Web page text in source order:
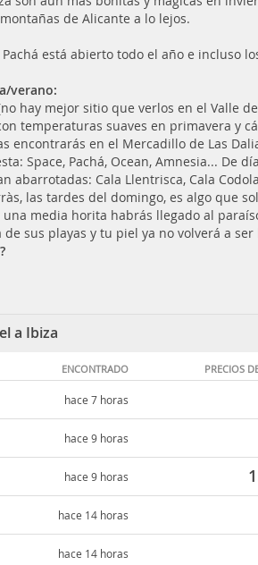
de Alicante a lo lejos.
está abierto todo el año e incluso
verano:
hay mejor sitio que verlos en el Valle
temperaturas suaves en primavera y
encontrarás en el Mercadillo de Las
Space, Pachá, Ocean, Amnesia... De
abarrotadas: Cala Llentrisca, Cala
las tardes del domingo, es algo que
media horita habrás llegado al
sus playas y tu piel ya no volverá a ser
a Ibiza
ENCONTRADO PRECIOS
hace 7 horas
hace 9 horas
hace 9 horas
hace 14 horas
hace 14 horas